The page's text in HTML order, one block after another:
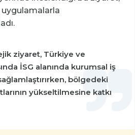
ziyaret, Türkiye ve
İSG alanında kurumsal iş
bölgedeki
yükseltilmesine katkı